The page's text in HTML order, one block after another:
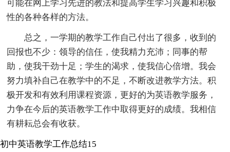
可能在网上学习先进的教法和提高学生学习兴趣和积极
性的各种各样的方法。
总之，一学期的教学工作自己付出了很多，收到的
回报也不少：领导的信任，使我精力充沛；同事的帮
助，使我干劲十足；学生的渴求，使我信心倍增。我会
努力填补自己在教学中的不足，不断改进教学方法。积
极开发和有效利用课程资源，更好的为英语教学服务，
力争在今后的英语教学工作中取得更好的成绩。我相信
有耕耘总会有收获。
初中英语教学工作总结15